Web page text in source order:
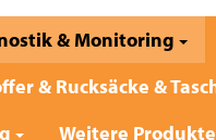
& Monitoring
& Rucksäcke &
Weitere Produkte